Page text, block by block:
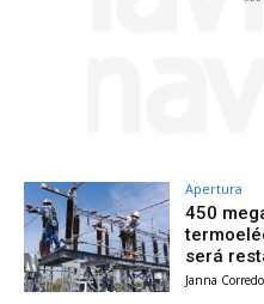
Apertura
450
será
Janna